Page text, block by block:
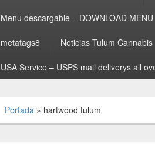
Menu descargable – DOWNLOAD MENU
metatags8 Noticias Tulum Cannabis
USA Service – USPS mail deliverys all
Portada » hartwood tulum